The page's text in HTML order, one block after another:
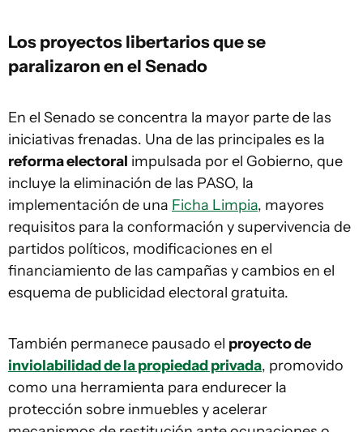
Los proyectos libertarios que se
paralizaron en el Senado
En el Senado se concentra la mayor parte de las
iniciativas frenadas. Una de las principales es la
reforma electoral impulsada por el Gobierno, que
incluye la eliminación de las PASO, la
implementación de una Ficha Limpia, mayores
requisitos para la conformación y supervivencia de
partidos políticos, modificaciones en el
financiamiento de las campañas y cambios en el
esquema de publicidad electoral gratuita.
También permanece pausado el proyecto de
inviolabilidad de la propiedad privada, promovido
como una herramienta para endurecer la
protección sobre inmuebles y acelerar